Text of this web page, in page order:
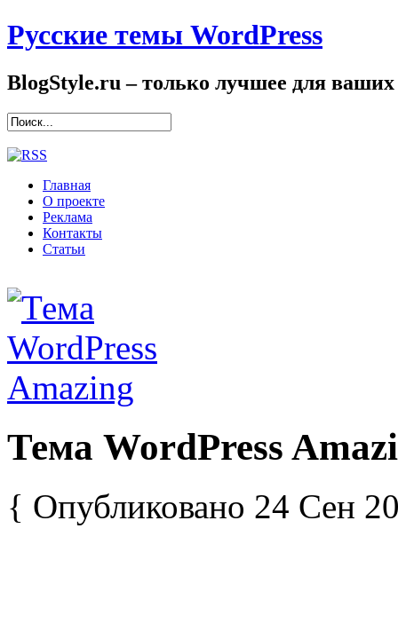
Русские темы WordPress
BlogStyle.ru – только лучшее для ваших
Главная
О проекте
Реклама
Контакты
Статьи
Тема WordPress
{ Опубликовано 24 Сен